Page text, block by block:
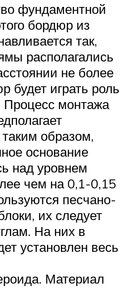
фундаментной
бордюр из
так,
располагались
не более
будет играть роль
Процесс монтажа
образом,
основание
над уровнем
чем на 0,1-0,15
песчано-
их следует
На них в
установлен весь
Материал